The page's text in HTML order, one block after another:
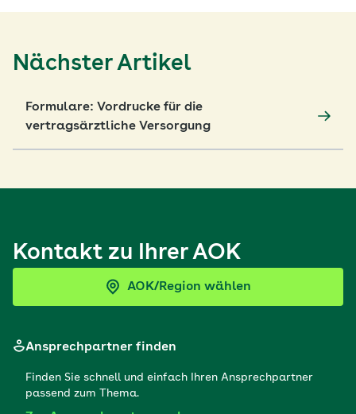
Nächster Artikel
Formulare: Vordrucke für die
vertragsärztliche Versorgung
Kontakt zu Ihrer AOK
AOK/Region wählen
Ansprechpartner finden
Finden Sie schnell und einfach Ihren Ansprechpartner
passend zum Thema.